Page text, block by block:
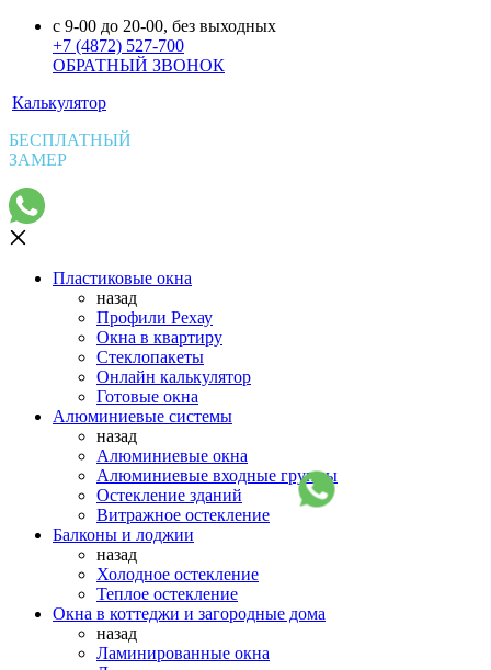
с 9-00 до 20-00, без выходных
+7 (4872) 527-700
ОБРАТНЫЙ ЗВОНОК
Калькулятор
БЕСПЛАТНЫЙ
ЗАМЕР
Пластиковые окна
назад
Профили Рехау
Окна в квартиру
Стеклопакеты
Онлайн калькулятор
Готовые окна
Алюминиевые системы
назад
Алюминиевые окна
Алюминиевые входные группы
Остекление зданий
Витражное остекление
Балконы и лоджии
назад
Холодное остекление
Теплое остекление
Окна в коттеджи и загородные дома
назад
Ламинированные окна